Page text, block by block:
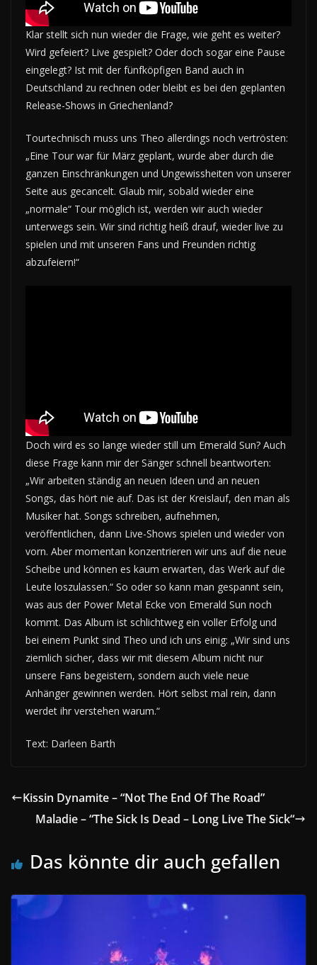
Klar stellt sich nun wieder die Frage, wie geht es weiter?
Wird gefeiert? Live gespielt? Oder doch sogar eine Pause
eingelegt? Ist mit der fünfköpfigen Band auch in
Deutschland zu rechnen oder bleibt es bei den geplanten
Release-Shows in Griechenland?
Tourtechnisch muss uns Theo allerdings noch vertrösten:
„Eine Tour war für März geplant, wurde aber durch die
ganzen Einschränkungen und Ungewissheiten von unserer
Seite aus gecancelt. Glaub mir, sobald wieder eine
„normale“ Tour möglich ist, werden wir auch wieder
unterwegs sein. Wir sind richtig heiß drauf, wieder live zu
spielen und mit unseren Fans und Freunden richtig
abzufeiern!“
Doch wird es so lange wieder still um Emerald Sun? Auch
diese Frage kann mir der Sänger schnell beantworten:
„Wir arbeiten ständig an neuen Ideen und an neuen
Songs, das hört nie auf. Das ist der Kreislauf, den man als
Musiker hat. Songs schreiben, aufnehmen,
veröffentlichen, dann Live-Shows spielen und wieder von
vorn. Aber momentan konzentrieren wir uns auf die neue
Scheibe und können es kaum erwarten, das Werk auf die
Leute loszulassen.“ So oder so kann man gespannt sein,
was aus der Power Metal Ecke von Emerald Sun noch
kommt. Das Album ist schlichtweg ein voller Erfolg und
bei einem Punkt sind Theo und ich uns einig: „Wir sind uns
ziemlich sicher, dass wir mit diesem Album nicht nur
unsere Fans begeistern, sondern auch viele neue
Anhänger gewinnen werden. Hört selbst mal rein, dann
werdet ihr verstehen warum.“
Text: Darleen Barth
Kissin Dynamite – “Not The End Of The Road”
Maladie – “The Sick Is Dead – Long Live The Sick“
Das könnte dir auch gefallen